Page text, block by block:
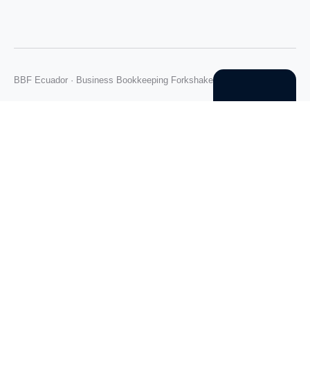
BBF Ecuador · Business Bookkeeping Forkshake